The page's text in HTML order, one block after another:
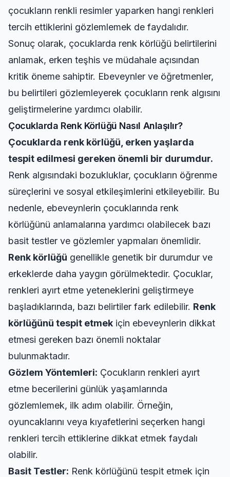
çocukların renkli resimler yaparken hangi renkleri
tercih ettiklerini gözlemlemek de faydalıdır.
Sonuç olarak, çocuklarda renk körlüğü belirtilerini
anlamak, erken teşhis ve müdahale açısından
kritik öneme sahiptir. Ebeveynler ve öğretmenler,
bu belirtileri gözlemleyerek çocukların renk algısını
geliştirmelerine yardımcı olabilir.
Çocuklarda Renk Körlüğü Nasıl Anlaşılır?
Çocuklarda renk körlüğü, erken yaşlarda
tespit edilmesi gereken önemli bir durumdur.
Renk algısındaki bozukluklar, çocukların öğrenme
süreçlerini ve sosyal etkileşimlerini etkileyebilir. Bu
nedenle, ebeveynlerin çocuklarında renk
körlüğünü anlamalarına yardımcı olabilecek bazı
basit testler ve gözlemler yapmaları önemlidir.
Renk körlüğü genellikle genetik bir durumdur ve
erkeklerde daha yaygın görülmektedir. Çocuklar,
renkleri ayırt etme yeteneklerini geliştirmeye
başladıklarında, bazı belirtiler fark edilebilir. Renk
körlüğünü tespit etmek için ebeveynlerin dikkat
etmesi gereken bazı önemli noktalar
bulunmaktadır.
Gözlem Yöntemleri: Çocukların renkleri ayırt
etme becerilerini günlük yaşamlarında
gözlemlemek, ilk adım olabilir. Örneğin,
oyuncaklarını veya kıyafetlerini seçerken hangi
renkleri tercih ettiklerine dikkat etmek faydalı
olabilir.
Basit Testler: Renk körlüğünü tespit etmek için